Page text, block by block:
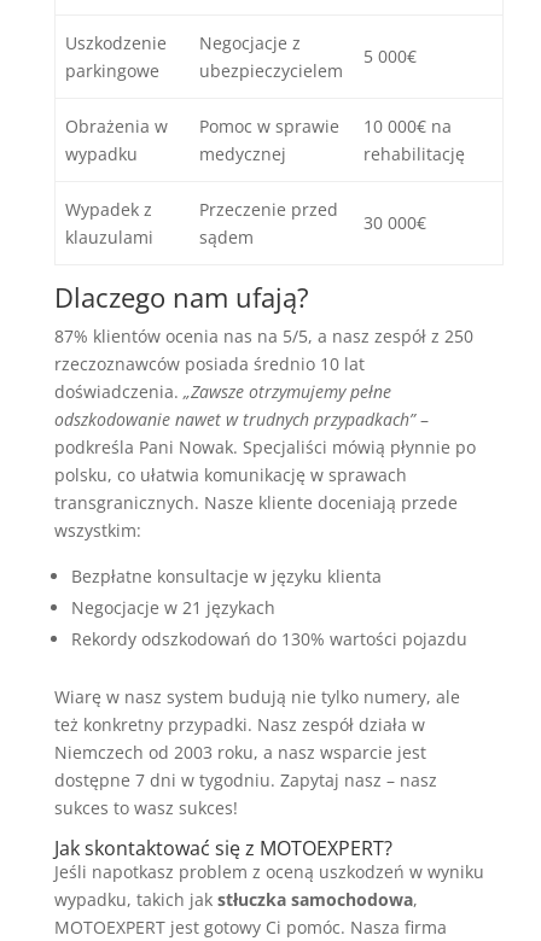
Uszkodzenie
parkingowe
Negocjacje z
ubezpieczycielem
5 000€
Obrażenia w
wypadku
Pomoc w sprawie
medycznej
10 000€ na
rehabilitację
Wypadek z
klauzulami
Przeczenie przed
sądem
30 000€
Dlaczego nam ufają?
87% klientów ocenia nas na 5/5, a nasz zespół z 250
rzeczoznawców posiada średnio 10 lat
doświadczenia. „Zawsze otrzymujemy pełne
odszkodowanie nawet w trudnych przypadkach”–
podkreśla Pani Nowak. Specjaliści mówią płynnie po
polsku, co ułatwia komunikację w sprawach
transgranicznych. Nasze kliente doceniają przede
wszystkim:
Bezpłatne konsultacje w języku klienta
Negocjacje w 21 językach
Rekordy odszkodowań do 130% wartości pojazdu
Wiarę w nasz system budują nie tylko numery, ale
też konkretny przypadki. Nasz zespół działa w
Niemczech od 2003 roku, a nasz wsparcie jest
dostępne 7 dni w tygodniu. Zapytaj nasz – nasz
sukces to wasz sukces!
Jak skontaktować się z MOTOEXPERT?
Jeśli napotkasz problem z oceną uszkodzeń w wyniku
wypadku, takich jak stłuczka samochodowa,
MOTOEXPERT jest gotowy Ci pomóc. Nasza firma